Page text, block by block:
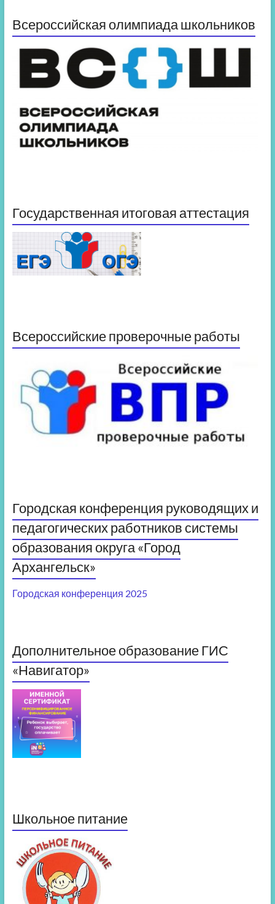
Всероссийская олимпиада школьников
Государственная итоговая аттестация
Всероссийские проверочные работы
Городская конференция руководящих и
педагогических работников системы
образования округа «Город
Архангельск»
Городская конференция 2025
Дополнительное образование ГИС
«Навигатор»
Школьное питание